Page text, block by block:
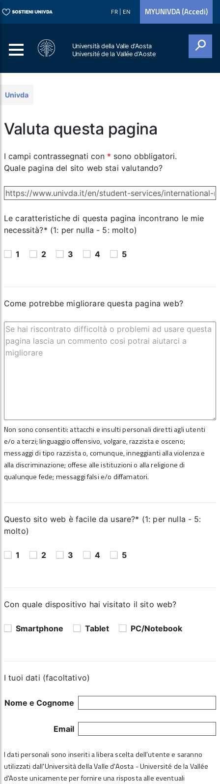
FR EN MYUNIVDA (Accedi)
Università della Valle d'Aosta
Université de la Vallée d'Aoste
Univda
Valuta questa pagina
I campi contrassegnati con * sono obbligatori.
Quale pagina del sito web stai valutando?
Le caratteristiche di questa pagina incontrano le mie
necessità?* (1: per nulla - 5: molto)
1 2 3 4 5
Come potrebbe migliorare questa pagina web?
Non sono consentiti: attacchi e insulti personali diretti agli utenti
e/o a terzi; linguaggio offensivo, volgare, razzista e osceno;
messaggi di tipo razzista o, comunque, inneggianti alla violenza e
alla discriminazione; offese alle istituzioni o alla religione di
qualunque fede; messaggi falsi e/o diffamatori.
Questo sito web è facile da usare?* (1: per nulla - 5:
molto)
1 2 3 4 5
Con quale dispositivo hai visitato il sito web?
Smartphone Tablet PC/Notebook
I tuoi dati (facoltativo)
Nome e Cognome
Email
I dati personali sono inseriti a libera scelta dell'utente e saranno
utilizzati dall'Università della Valle d'Aosta - Université de la Vallée
d'Aoste unicamente per fornire una risposta alle eventuali